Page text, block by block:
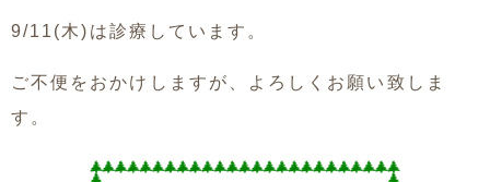
9/11(木)は診療しています。
ご不便をおかけしますが、よろしくお願い致しま
す。